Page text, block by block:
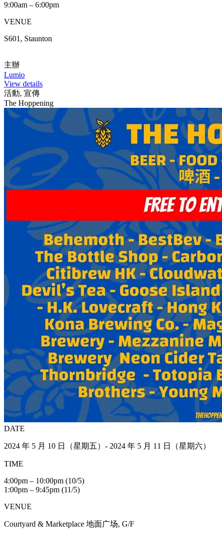
9:00am – 6:00pm
VENUE
S601, Staunton
主辦
Lumio
View details
活動, 宣傳
The Hoppening
DATE
2024 年 5 月 10 日（星期五）- 2024 年 5 月 11 日（星期六）
TIME
4:00pm – 10:00pm (10/5)
1:00pm – 9:45pm (11/5)
VENUE
Courtyard & Marketplace 地面广场, G/F